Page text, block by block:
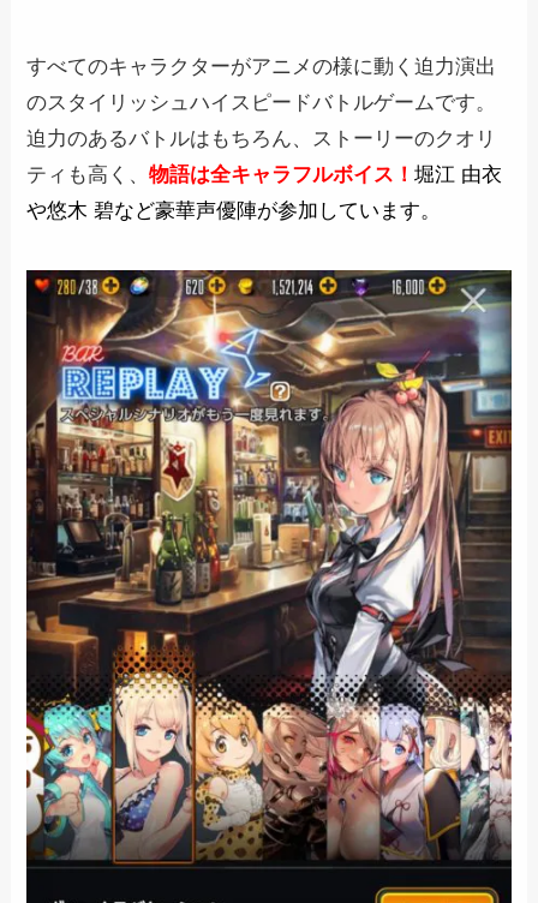
すべてのキャラクターがアニメの様に動く迫力演出
のスタイリッシュハイスピードバトルゲームです。
迫力のあるバトルはもちろん、ストーリーのクオリ
ティも高く、物語は全キャラフルボイス！堀江 由衣
や悠木 碧など豪華声優陣が参加しています。